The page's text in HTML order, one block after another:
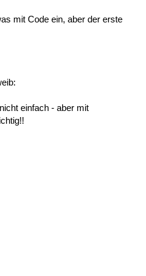
mit Code ein, aber der erste
einfach - aber mit